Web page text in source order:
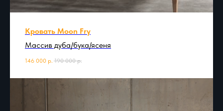
Кровать Moon Fry
Массив дуба/бука/ясеня
146 000 р. 190 000 р.